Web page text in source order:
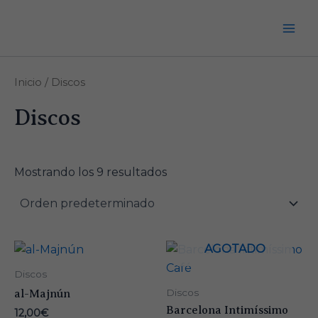
Inicio / Discos
Discos
Mostrando los 9 resultados
Discos
al-Majnún
12,00€
AGOTADO
Discos
Barcelona Intimíssimo